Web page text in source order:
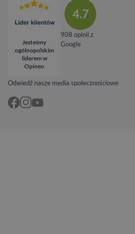
Odwiedź nasze media społecznościowe
Jesteśmy
ogólnopolskim
liderem w
Opineo
4.7
908 opinii z
Google